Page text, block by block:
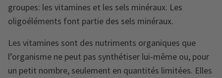
groupes: les vitamines et les sels minéraux. Les
oligoéléments font partie des sels minéraux.
Les vitamines sont des nutriments organiques que
l’organisme ne peut pas synthétiser lui-même ou, pour
un petit nombre, seulement en quantités limitées. Elles